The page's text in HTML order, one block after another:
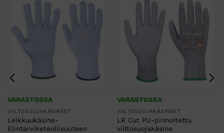
VARASTOSSA
VIILTOSUOJAKÄSINEET
Leikkuukäsine-
Elintarviketeollisuuteen
VARASTOSSA
VIILTOSUOJAKÄSINEET
LR Cut PU-pinnoitettu
viiltosuojakäsine